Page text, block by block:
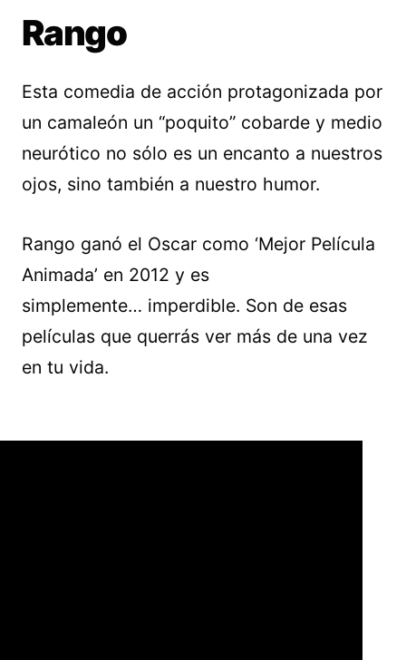
Rango
Esta comedia de acción protagonizada por
un camaleón un “poquito” cobarde y medio
neurótico no sólo es un encanto a nuestros
ojos, sino también a nuestro humor.
Rango ganó el Oscar como ‘Mejor Película
Animada’ en 2012 y es
simplemente… imperdible. Son de esas
películas que querrás ver más de una vez
en tu vida.